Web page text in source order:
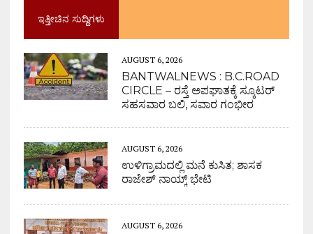
ಇತ್ತೀಚಿನ ಸುದ್ದಿಗಳು
AUGUST 6, 2026
BANTWALNEWS : B.C.ROAD
CIRCLE – ರಸ್ತೆ ಅಪಘಾತಕ್ಕೆ ಸ್ಕೂಟರ್
ಸಹಸವಾರ ಬಲಿ, ಸವಾರ ಗಂಭೀರ
AUGUST 6, 2026
ಉಳಿಗ್ರಾಮದಲ್ಲಿ ಮನೆ ಕುಸಿತ; ಶಾಸಕ
ರಾಜೇಶ್ ನಾಯ್ಕ್ ಭೇಟಿ
AUGUST 6, 2026